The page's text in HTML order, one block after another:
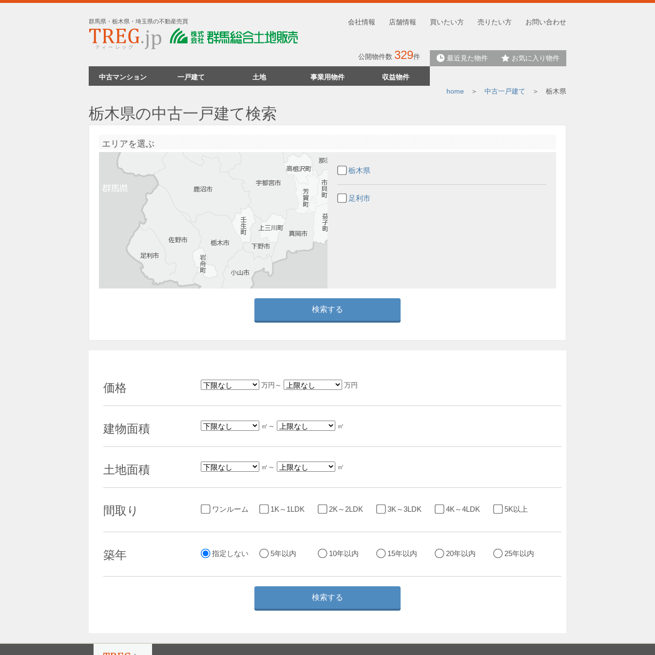
群馬県・栃木県・埼玉県の不動産売買 会社情報 店舗情報 買いたい方 売りたい方 お問い合わせ
公開物件数 329件 最近見た物件 お気に入り物件
中古マンション 一戸建て 土地 事業用物件
収益物件
home
中古一戸建て 栃木県
栃木県の中古一戸建て検索
エリアを選ぶ
栃木県
足利市
価格 万円～ 万円
建物面積 ㎡～ ㎡
土地面積 ㎡～ ㎡
間取り ワンルーム 1K～1LDK 2K～2LDK 3K～3LDK 4K～4LDK 5K以上
築年 指定しない 5年以内 10年以内 15年以内 20年以内 25年以内